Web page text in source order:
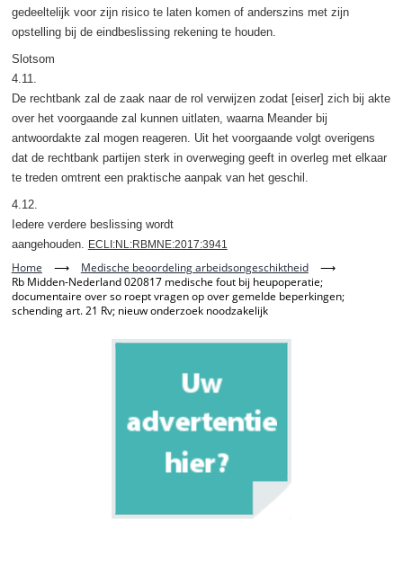
gedeeltelijk voor zijn risico te laten komen of anderszins met zijn
opstelling bij de eindbeslissing rekening te houden.
Slotsom
4.11.
De rechtbank zal de zaak naar de rol verwijzen zodat [eiser] zich bij akte
over het voorgaande zal kunnen uitlaten, waarna Meander bij
antwoordakte zal mogen reageren. Uit het voorgaande volgt overigens
dat de rechtbank partijen sterk in overweging geeft in overleg met elkaar
te treden omtrent een praktische aanpak van het geschil.
4.12.
Iedere verdere beslissing wordt
aangehouden.
ECLI:NL:RBMNE:2017:3941
Home ⟶ Medische beoordeling arbeidsongeschiktheid
⟶
Rb Midden-Nederland 020817 medische fout bij heupoperatie;
documentaire over so roept vragen op over gemelde beperkingen;
schending art. 21 Rv; nieuw onderzoek noodzakelijk